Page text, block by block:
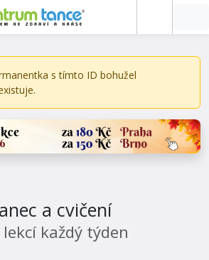
s tímto ID bohužel
a cvičení
lekcí každý týden